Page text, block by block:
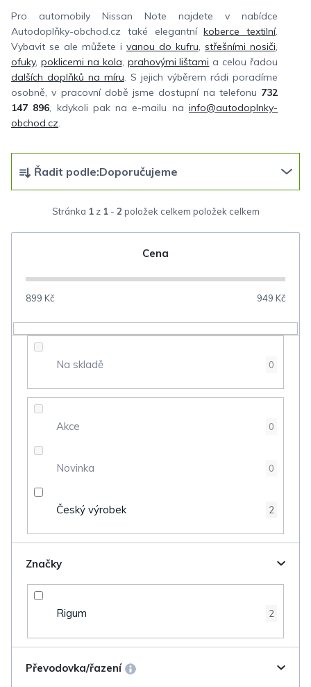
Pro automobily Nissan Note najdete v nabídce
Autodoplňky-obchod.cz také elegantníkoberce textilní.
Vybavit se ale můžete i vanou do kufru, střešními nosiči,
ofuky, poklicemi na kola, prahovými lištami a celou řadou
dalších doplňků na míru. S jejich výběrem rádi poradíme
osobně, v pracovní době jsme dostupní na telefonu 732
147 896, kdykoli pak na e-mailu nainfo@autodoplnky-
obchod.cz.
Stránka 1z 1- 2 položek celkem
a
e
o
Řadit podle:Doporučujeme
Cena
899 Kč 949 Kč
Na skladě 0
Akce 0
Novinka 0
Český výrobek 2
Značky
Rigum 2
Převodovka/řazení